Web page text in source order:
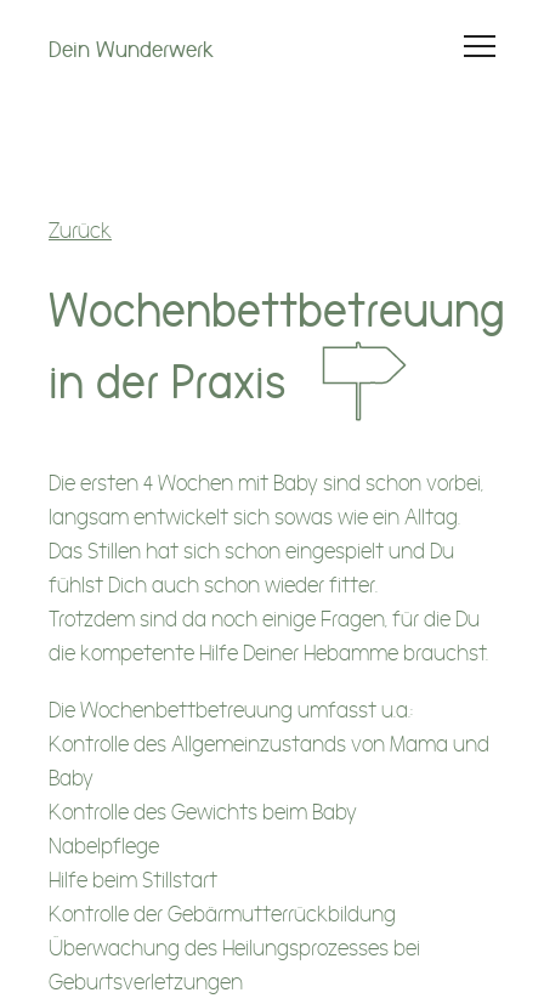
Dein Wunderwerk
Schwangerschaft
1. Lebensjahr
Kinderwunsch
Kurse
Schwangerschaft
Wochenbettzeit
Familienzeit
Frauenzeit
Kontakt
Individuelle Beratung
FrauenBalance
Zurück
Wochenbettbetreuung
in der Praxis
Die ersten 4 Wochen mit Baby sind schon vorbei,
langsam entwickelt sich sowas wie ein Alltag.
Das Stillen hat sich schon eingespielt und Du
fühlst Dich auch schon wieder fitter.
Trotzdem sind da noch einige Fragen, für die Du
die kompetente Hilfe Deiner Hebamme brauchst.
Die Wochenbettbetreuung umfasst u.a.:
Kontrolle des Allgemeinzustands von Mama und
Baby
Kontrolle des Gewichts beim Baby
Nabelpflege
Hilfe beim Stillstart
Kontrolle der Gebärmutterrückbildung
Überwachung des Heilungsprozesses bei
Geburtsverletzungen